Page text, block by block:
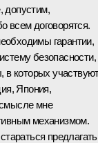
допустим,
всем договорятся.
гарантии,
безопасности,
в которых
Япония,
мне
механизмом.
предлагать